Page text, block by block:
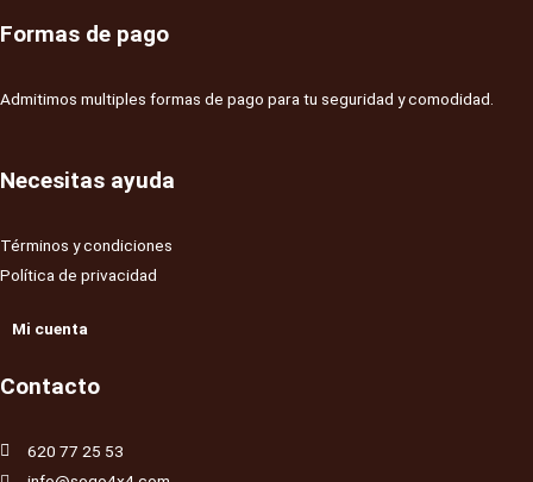
Formas de pago
Admitimos multiples formas de pago para tu seguridad y comodidad.
Necesitas ayuda
Términos y condiciones
Política de privacidad
Mi cuenta
Contacto
620 77 25 53